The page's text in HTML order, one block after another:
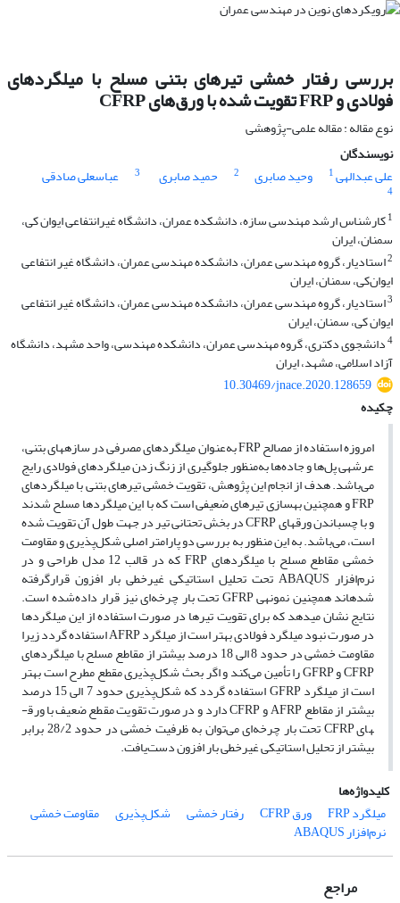
بررسی رفتار خمشی تیرهای بتنی مسلح با میلگردهای
فولادی و FRP تقویت شده با ورق‌های CFRP
نوع مقاله : مقاله علمی-پژوهشی
نویسندگان
علی عبدالهی1 وحید صابری 2 حمید صابری 3 عباسعلی صادقی
4
1کارشناس ارشد مهندسی سازه، دانشکده عمران، دانشگاه غیرانتفاعی ایوان کی،
سمنان، ایران
2استادیار، گروه مهندسی عمران، دانشکده مهندسی عمران، دانشگاه غیر انتفاعی
ایوان‌کی، سمنان، ایران
3استادیار، گروه مهندسی عمران، دانشکده مهندسی عمران، دانشگاه غیر انتفاعی
ایوان کی، سمنان، ایران
4دانشجوی دکتری، گروه مهندسی عمران، دانشکده مهندسی، واحد مشهد، دانشگاه
آزاد اسلامی، مشهد، ایران
10.30469/jnace.2020.128659
چکیده
امروزه استفاده از مصالح FRP به‌عنوان میلگردهای مصرفی در سازه­های بتنی،
عرشه­ی پل‌ها و جاده‌ها به‌منظور جلوگیری از زنگ زدن میلگردهای فولادی رایج
می‌باشد. هدف از انجام این پژوهش، تقویت خمشی تیرهای بتنی با میلگردهای
FRP و همچنین بهسازی تیرهای ضعیفی است که با این میلگردها مسلح شدند
و با چسباندن ورق­های CFRP در بخش تحتانی تیر در جهت طول آن تقویت شده
است، می‌باشد. به این منظور به بررسی دو پارامتر اصلی شکل‌پذیری و مقاومت
خمشی مقاطع مسلح با میلگردهای FRP که در قالب 12 مدل طراحی و در
نرم‌افزار ABAQUS تحت تحلیل استاتیکی غیرخطی بار افزون قرارگرفته
شده­اند همچنین نمونه­ی GFRP تحت بار چرخه‌ای نیز قرار داده‌شده است.
نتایج نشان می­دهد که برای تقویت تیرها در صورت استفاده از این میلگردها
در صورت نبود میلگرد فولادی بهتر است از میلگرد AFRP استفاده گردد زیرا
مقاومت خمشی در حدود 8 الی 18 درصد بیشتر از مقاطع مسلح با میلگردهای
CFRP و GFRP را تأمین می‌کند و اگر بحث شکل‌پذیری مقطع مطرح است بهتر
است از میلگرد GFRP استفاده گردد که شکل‌پذیری حدود 7 الی 15 درصد
بیشتر از مقاطع AFRP و CFRP دارد و در صورت تقویت مقطع ضعیف با ورق­
های CFRP تحت بار چرخه‌ای می‌توان به ظرفیت خمشی در حدود 28/2 برابر
بیشتر از تحلیل استاتیکی غیرخطی بار افزون دست‌یافت.
کلیدواژه‌ها
میلگرد FRP
ورق CFRP رفتار خمشی شکل‌پذیری مقاومت خمشی
نرم‌افزار ABAQUS
مراجع